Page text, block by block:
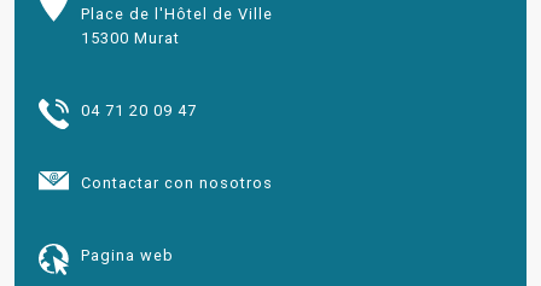
Place de l'Hôtel de Ville
15300 Murat
04 71 20 09 47
Contactar con nosotros
Pagina web